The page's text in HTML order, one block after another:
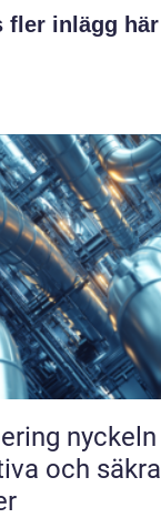
fler inlägg här
till
och säkra